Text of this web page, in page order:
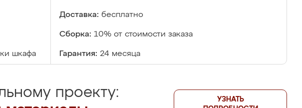
Доставка: бесплатно
Сборка: 10% от стоимости заказа
шкафа Гарантия: 24 месяца
проекту:
УЗНАТЬ